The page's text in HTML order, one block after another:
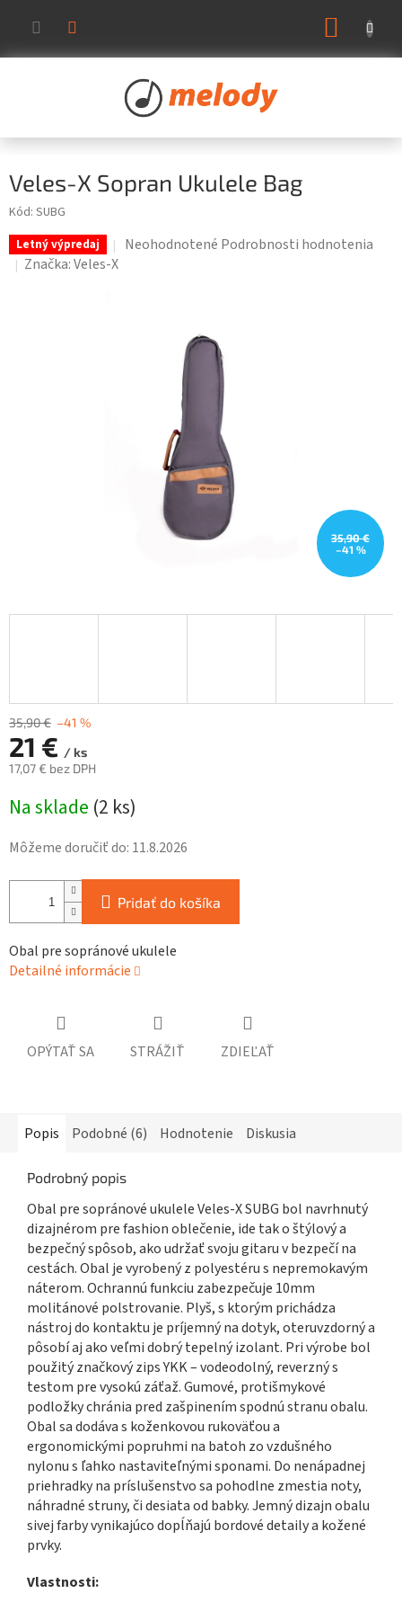
obsah
Veles-X Sopran Ukulele Bag
Kód: SUBG
Letný výpredaj
Priemerné
hviezdičiek.
Neohodnotené Podrobnosti hodnotenia
Značka:Veles-X
35,90 €
–41 %
35,90 € –41 %
21 € / ks
17,07 € bez DPH
cena:
Na sklade (2 ks)
Môžeme doručiť do: 11.8.2026
Pridať do košíka
Obal pre sopránové ukulele
Detailné informácie
OPÝTAŤ SA STRÁŽIŤ ZDIEĽAŤ
Popis Podobné (6) Hodnotenie Diskusia
Podrobný popis
Obal pre sopránové ukulele Veles-X SUBG bol navrhnutý
dizajnérom pre fashion oblečenie, ide tak o štýlový a
bezpečný spôsob, ako udržať svoju gitaru v bezpečí na
cestách. Obal je vyrobený z polyestéru s nepremokavým
náterom. Ochrannú funkciu zabezpečuje 10mm
molitánové polstrovanie. Plyš, s ktorým prichádza
nástroj do kontaktu je príjemný na dotyk, oteruvzdorný a
pôsobí aj ako veľmi dobrý tepelný izolant. Pri výrobe bol
použitý značkový zips YKK – vodeodolný, reverzný s
testom pre vysokú záťaž. Gumové, protišmykové
podložky chránia pred zašpinením spodnú stranu obalu.
Obal sa dodáva s koženkovou rukoväťou a
ergonomickými popruhmi na batoh zo vzdušného
nylonu s ľahko nastaviteľnými sponami. Do nenápadnej
priehradky na príslušenstvo sa pohodlne zmestia noty,
náhradné struny, či desiata od babky. Jemný dizajn obalu
sivej farby vynikajúco dopĺňajú bordové detaily a kožené
prvky.
Vlastnosti: